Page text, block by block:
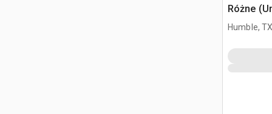
Różne
Humble,